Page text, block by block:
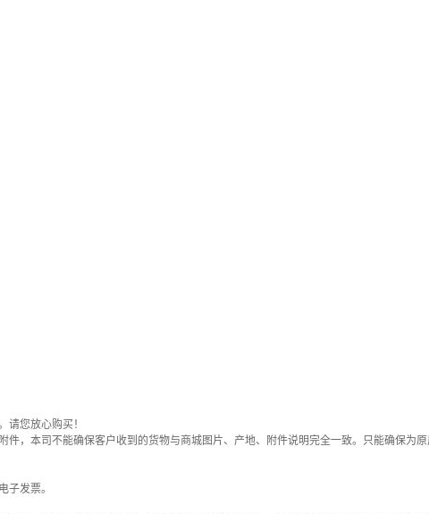
请您放心购买！
，本司不能确保客户收到的货物与商城图片、产地、附件说明完全一致。只能确保为
子发票。